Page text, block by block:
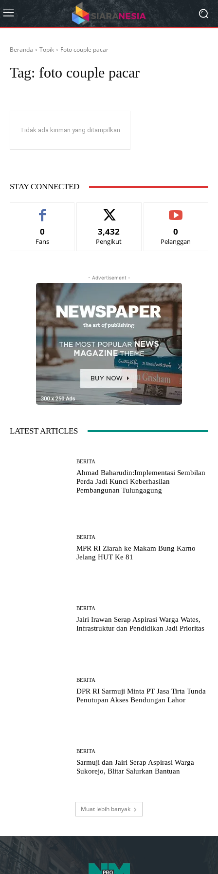
Beranda Topik Foto couple pacar
Tag: foto couple pacar
Tidak ada kiriman yang ditampilkan
STAY CONNECTED
0
Fans
3,432
Pengikut
0
Pelanggan
- Advertisement -
LATEST ARTICLES
BERITA
Ahmad Baharudin:Implementasi Sembilan
Perda Jadi Kunci Keberhasilan
Pembangunan Tulungagung
BERITA
MPR RI Ziarah ke Makam Bung Karno
Jelang HUT Ke 81
BERITA
Jairi Irawan Serap Aspirasi Warga Wates,
Infrastruktur dan Pendidikan Jadi Prioritas
BERITA
DPR RI Sarmuji Minta PT Jasa Tirta Tunda
Penutupan Akses Bendungan Lahor
BERITA
Sarmuji dan Jairi Serap Aspirasi Warga
Sukorejo, Blitar Salurkan Bantuan
Muat lebih banyak